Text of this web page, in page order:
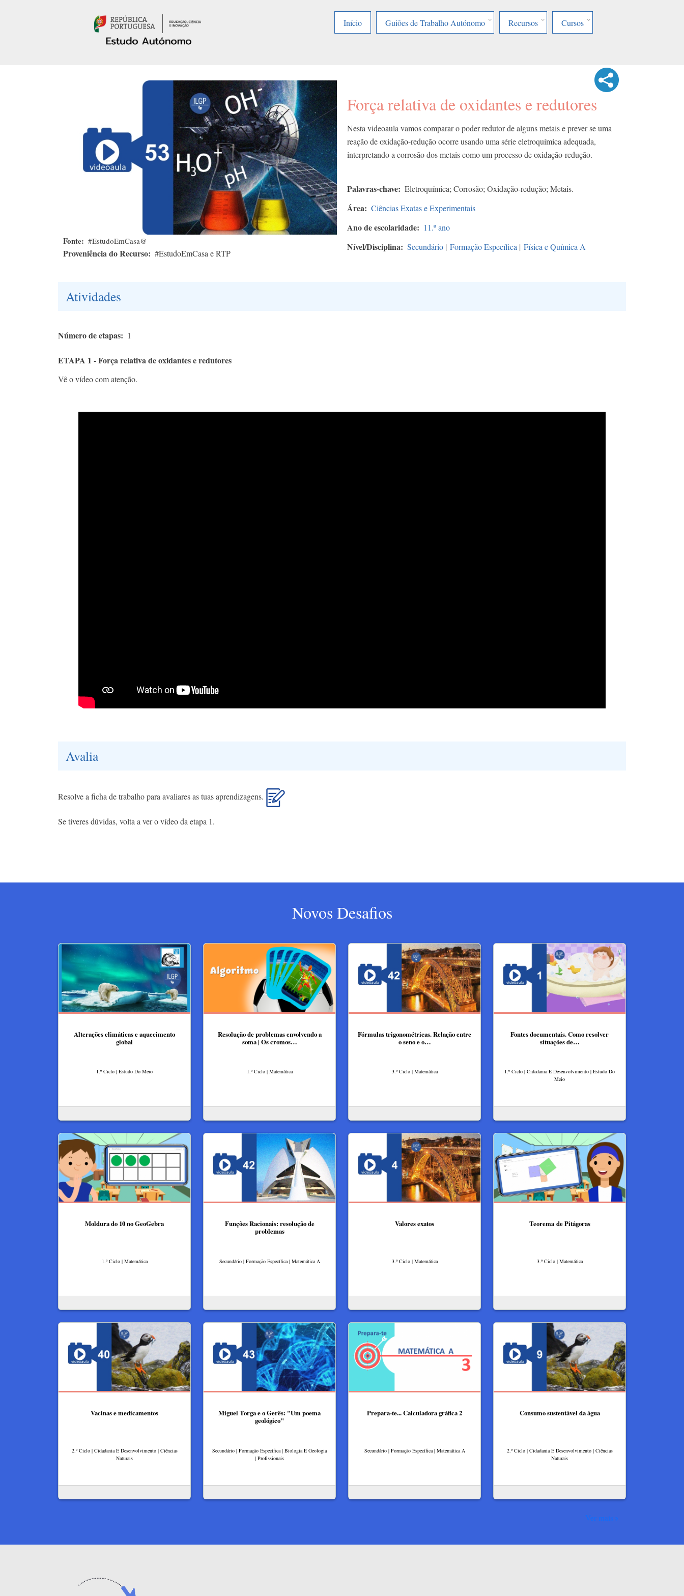
Início
Guiões de Trabalho Autónomo Recursos Cursos
Fonte #EstudoEmCasa@
Proveniência do Recurso #EstudoEmCasa e RTP
Força relativa de oxidantes e redutores
Nesta videoaula vamos comparar o poder redutor de alguns metais e prever se uma
reação de oxidação-redução ocorre usando uma série eletroquímica adequada,
interpretando a corrosão dos metais como um processo de oxidação-redução.
Palavras-chave Eletroquímica; Corrosão; Oxidação-redução; Metais.
Área Ciências Exatas e Experimentais
Ano de escolaridade 11.º ano
Nível/Disciplina Secundário | Formação Específica | Física e Química A
Atividades
Número de etapas 1
ETAPA 1 - Força relativa de oxidantes e redutores
Vê o vídeo com atenção.
Avalia
Resolve a ficha de trabalho para avaliares as tuas aprendizagens.
Se tiveres dúvidas, volta a ver o vídeo da etapa 1.
Novos Desafios
Alterações climáticas e aquecimento
global
1.º Ciclo | Estudo Do Meio
Resolução de problemas envolvendo a
soma | Os cromos…
1.º Ciclo | Matemática
Fórmulas trigonométricas. Relação entre
o seno e o…
3.º Ciclo | Matemática
Fontes documentais. Como resolver
situações de…
1.º Ciclo | Cidadania E Desenvolvimento | Estudo Do
Meio
Moldura do 10 no GeoGebra
1.º Ciclo | Matemática
Funções Racionais: resolução de
problemas
Secundário | Formação Específica | Matemática A
Valores exatos
3.º Ciclo | Matemática
Teorema de Pitágoras
3.º Ciclo | Matemática
Vacinas e medicamentos
2.º Ciclo | Cidadania E Desenvolvimento | Ciências
Naturais
Miguel Torga e o Gerês: "Um poema
geológico"
Secundário | Formação Específica | Biologia E Geologia
| Profissionais
Prepara-te... Calculadora gráfica 2
Secundário | Formação Específica | Matemática A
Consumo sustentável da água
2.º Ciclo | Cidadania E Desenvolvimento | Ciências
Naturais
Ver mais